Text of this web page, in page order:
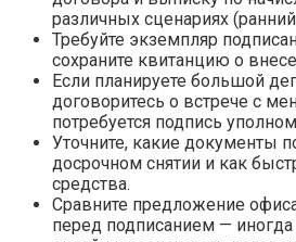
различных сценариях
Требуйте экземпляр
сохраните квитанцию о
Если планируете большой
договоритесь о встрече с
потребуется подпись
Уточните, какие документы
досрочном снятии и как
средства.
Сравните предложение
перед подписанием —